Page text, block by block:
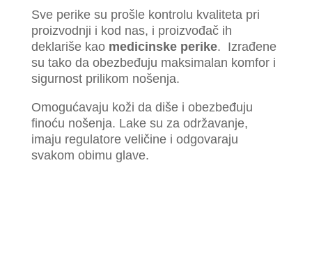
Sve perike su prošle kontrolu kvaliteta pri
proizvodnji i kod nas, i proizvođač ih
deklariše kao medicinske perike. Izrađene
su tako da obezbeđuju maksimalan komfor i
sigurnost prilikom nošenja.
Omogućavaju koži da diše i obezbeđuju
finoću nošenja. Lake su za održavanje,
imaju regulatore veličine i odgovaraju
svakom obimu glave.